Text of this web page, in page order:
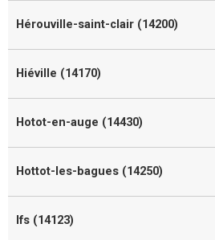
Hérouville-saint-clair (14200)
Hiéville (14170)
Hotot-en-auge (14430)
Hottot-les-bagues (14250)
Ifs (14123)